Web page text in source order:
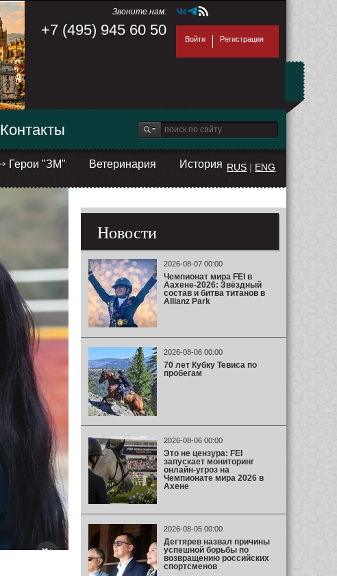
Звоните нам:
+7 (495) 945 60 50
Войти Регистрация
Герои "ЗМ" Ветеринария
История
Контакты
RUS | ENG
Новости
2026-08-07 00:00
Чемпионат мира FEI в
Аахене-2026: Звёздный
состав и битва титанов в
Allianz Park
2026-08-06 00:00
70 лет Кубку Тевиса по
пробегам
2026-08-06 00:00
Это не цензура: FEI
запускает мониторинг
онлайн-угроз на
Чемпионате мира 2026 в
Ахене
2026-08-05 00:00
Дегтярев назвал причины
успешной борьбы по
возвращению российских
спортсменов